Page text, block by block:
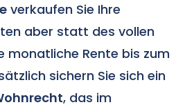
verkaufen Sie Ihre
aber statt des vollen
monatliche Rente bis zum
sichern Sie sich ein
, das im